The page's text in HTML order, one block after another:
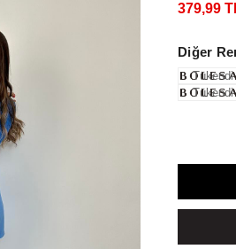
379,99
Diğer
Tükendi
Tükendi